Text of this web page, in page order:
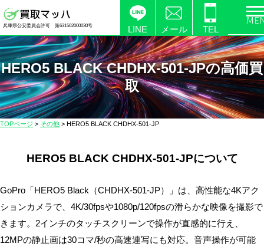
製
品
の
高
価
買
ら
取
マ
ッ
ハ】
兵庫県公安委員会許可 第631502000030号 LINE メール TEL
HERO5 BLACK CHDHX-501-JPの高価買
取
TOPページ > その他 > HERO5 BLACK CHDHX-501-JP
HERO5 BLACK CHDHX-501-JPについて
GoPro「HERO5 Black（CHDHX-501-JP）」は、高性能な4Kアク
ションカメラで、4K/30fpsや1080p/120fpsの滑らかな映像を撮影で
きます。2インチのタッチスクリーンで操作が直感的に行え、
12MPの静止画は30コマ/秒の高速連写にも対応。音声操作が可能